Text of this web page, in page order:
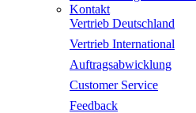
Kontakt
Vertrieb Deutschland
Vertrieb International
Auftragsabwicklung
Customer Service
Feedback